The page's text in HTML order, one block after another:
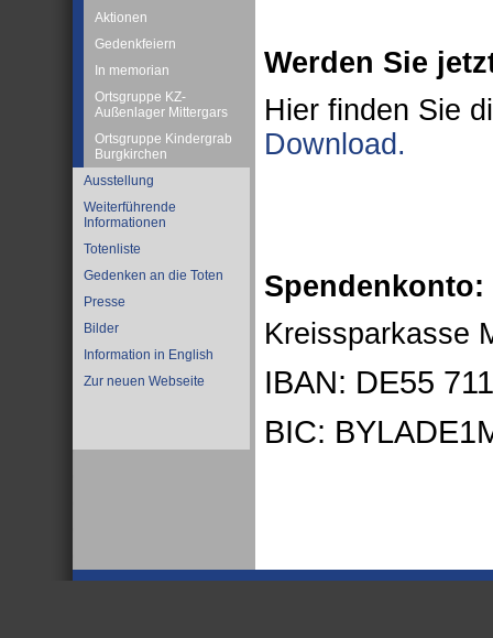
Aktionen
Gedenkfeiern
In memorian
Ortsgruppe KZ-
Außenlager Mittergars
Ortsgruppe Kindergrab
Burgkirchen
Ausstellung
Weiterführende
Informationen
Totenliste
Gedenken an die Toten
Presse
Bilder
Information in English
Zur neuen Webseite
Werden Sie
Hier finden Sie
Download.
Spendenkonto:
Kreissparkasse
IBAN: DE55
BIC: